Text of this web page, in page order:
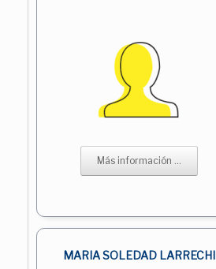
Más información ...
MARIA SOLEDAD LARRECHI